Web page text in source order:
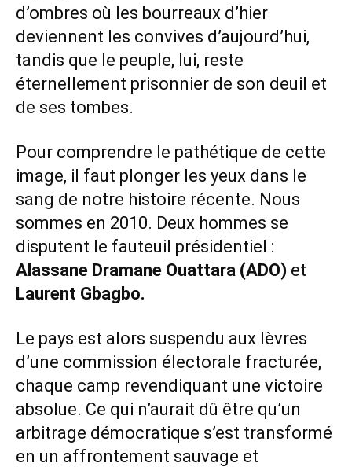
d’ombres où les bourreaux d’hier
deviennent les convives d’aujourd’hui,
tandis que le peuple, lui, reste
éternellement prisonnier de son deuil et
de ses tombes.
Pour comprendre le pathétique de cette
image, il faut plonger les yeux dans le
sang de notre histoire récente. Nous
sommes en 2010. Deux hommes se
disputent le fauteuil présidentiel :
Alassane Dramane Ouattara (ADO) et
Laurent Gbagbo.
Le pays est alors suspendu aux lèvres
d’une commission électorale fracturée,
chaque camp revendiquant une victoire
absolue. Ce qui n’aurait dû être qu’un
arbitrage démocratique s’est transformé
en un affrontement sauvage et